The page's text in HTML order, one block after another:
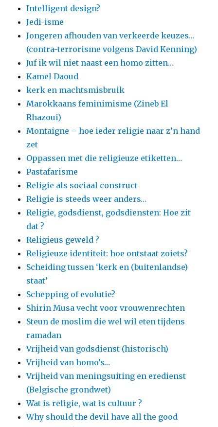
Intelligent design?
Jedi-isme
Jongeren afhouden van verkeerde keuzes…
(contra-terrorisme volgens David Kenning)
Juf ik wil niet naast een homo zitten…
Kamel Daoud
kerk en machtsmisbruik
Marokkaans feminimisme (Zineb El
Rhazoui)
Montaigne – hoe ieder religie naar z’n hand
zet
Oppassen met die religieuze etiketten…
Pastafarisme
Religie als sociaal construct
Religie is steeds weer anders…
Religie, godsdienst, godsdiensten: Hoe zit
dat ?
Religieus geweld ?
Religieuze identiteit: hoe ontstaat zoiets?
Scheiding tussen ‘kerk en (buitenlandse)
staat’
Schepping of evolutie?
Shirin Musa vecht voor vrouwenrechten
Steun de moslim die wel wil eten tijdens
ramadan
Vrijheid van godsdienst (historisch)
Vrijheid van homo’s…
Vrijheid van meningsuiting en eredienst
(Belgische grondwet)
Wat is religie, wat is cultuur ?
Why should the devil have all the good